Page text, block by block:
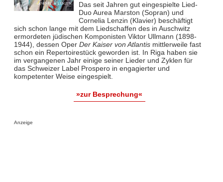
Das seit Jahren gut eingespielte Lied-
Duo Aurea Marston (Sopran) und
Cornelia Lenzin (Klavier) beschäftigt
sich schon lange mit dem Liedschaffen des in Auschwitz
ermordeten jüdischen Komponisten Viktor Ullmann (1898-
1944), dessen Oper Der Kaiser von Atlantismittlerweile fast
schon ein Repertoirestück geworden ist. In Riga haben sie
im vergangenen Jahr einige seiner Lieder und Zyklen für
das Schweizer Label Prospero in engagierter und
kompetenter Weise eingespielt.
»zur Besprechung«
Anzeige